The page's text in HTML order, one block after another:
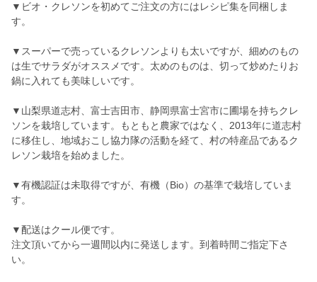
▼ビオ・クレソンを初めてご注文の方にはレシピ集を同梱しま
す。
▼スーパーで売っているクレソンよりも太いですが、細めのもの
は生でサラダがオススメです。太めのものは、切って炒めたりお
鍋に入れても美味しいです。
▼山梨県道志村、富士吉田市、静岡県富士宮市に圃場を持ちクレ
ソンを栽培しています。もともと農家ではなく、2013年に道志村
に移住し、地域おこし協力隊の活動を経て、村の特産品であるク
レソン栽培を始めました。
▼有機認証は未取得ですが、有機（Bio）の基準で栽培していま
す。
▼配送はクール便です。
注文頂いてから一週間以内に発送します。到着時間ご指定下さ